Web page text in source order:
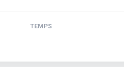
TEMPS